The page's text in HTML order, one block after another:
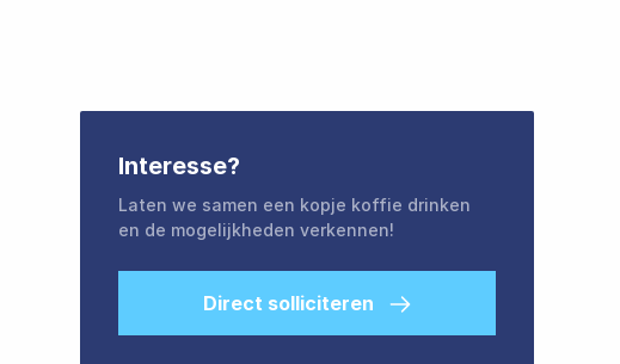
Interesse?
Laten we samen een kopje koffie drinken
en de mogelijkheden verkennen!
Direct solliciteren